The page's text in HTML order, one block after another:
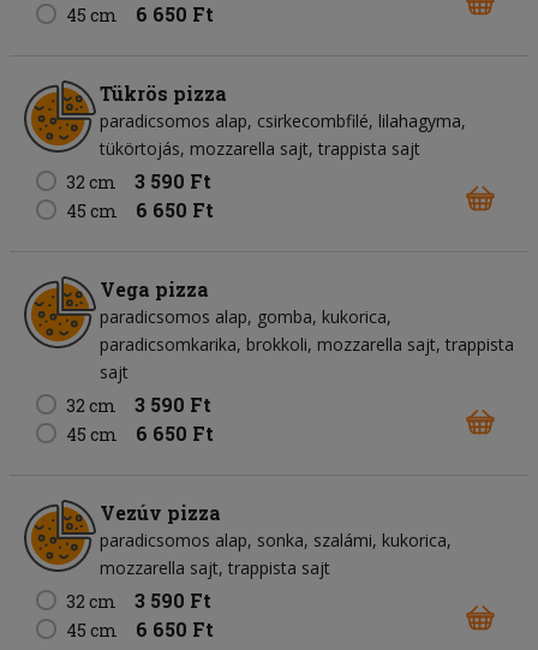
45 cm 6 650 Ft
Tükrös pizza
paradicsomos alap csirkecombfilé lilahagyma
tükörtojás mozzarella sajt trappista sajt
32 cm
3 590 Ft
45 cm 6 650 Ft
Vega pizza
paradicsomos alap gomba kukorica
paradicsomkarika brokkoli mozzarella sajt trappista
sajt
32 cm
3 590 Ft
45 cm 6 650 Ft
Vezúv pizza
paradicsomos alap sonka szalámi kukorica
mozzarella sajt trappista sajt
32 cm
3 590 Ft
45 cm 6 650 Ft